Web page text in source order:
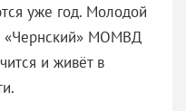
уже год. Молодой
«Чернский» МОМВД
и живёт в